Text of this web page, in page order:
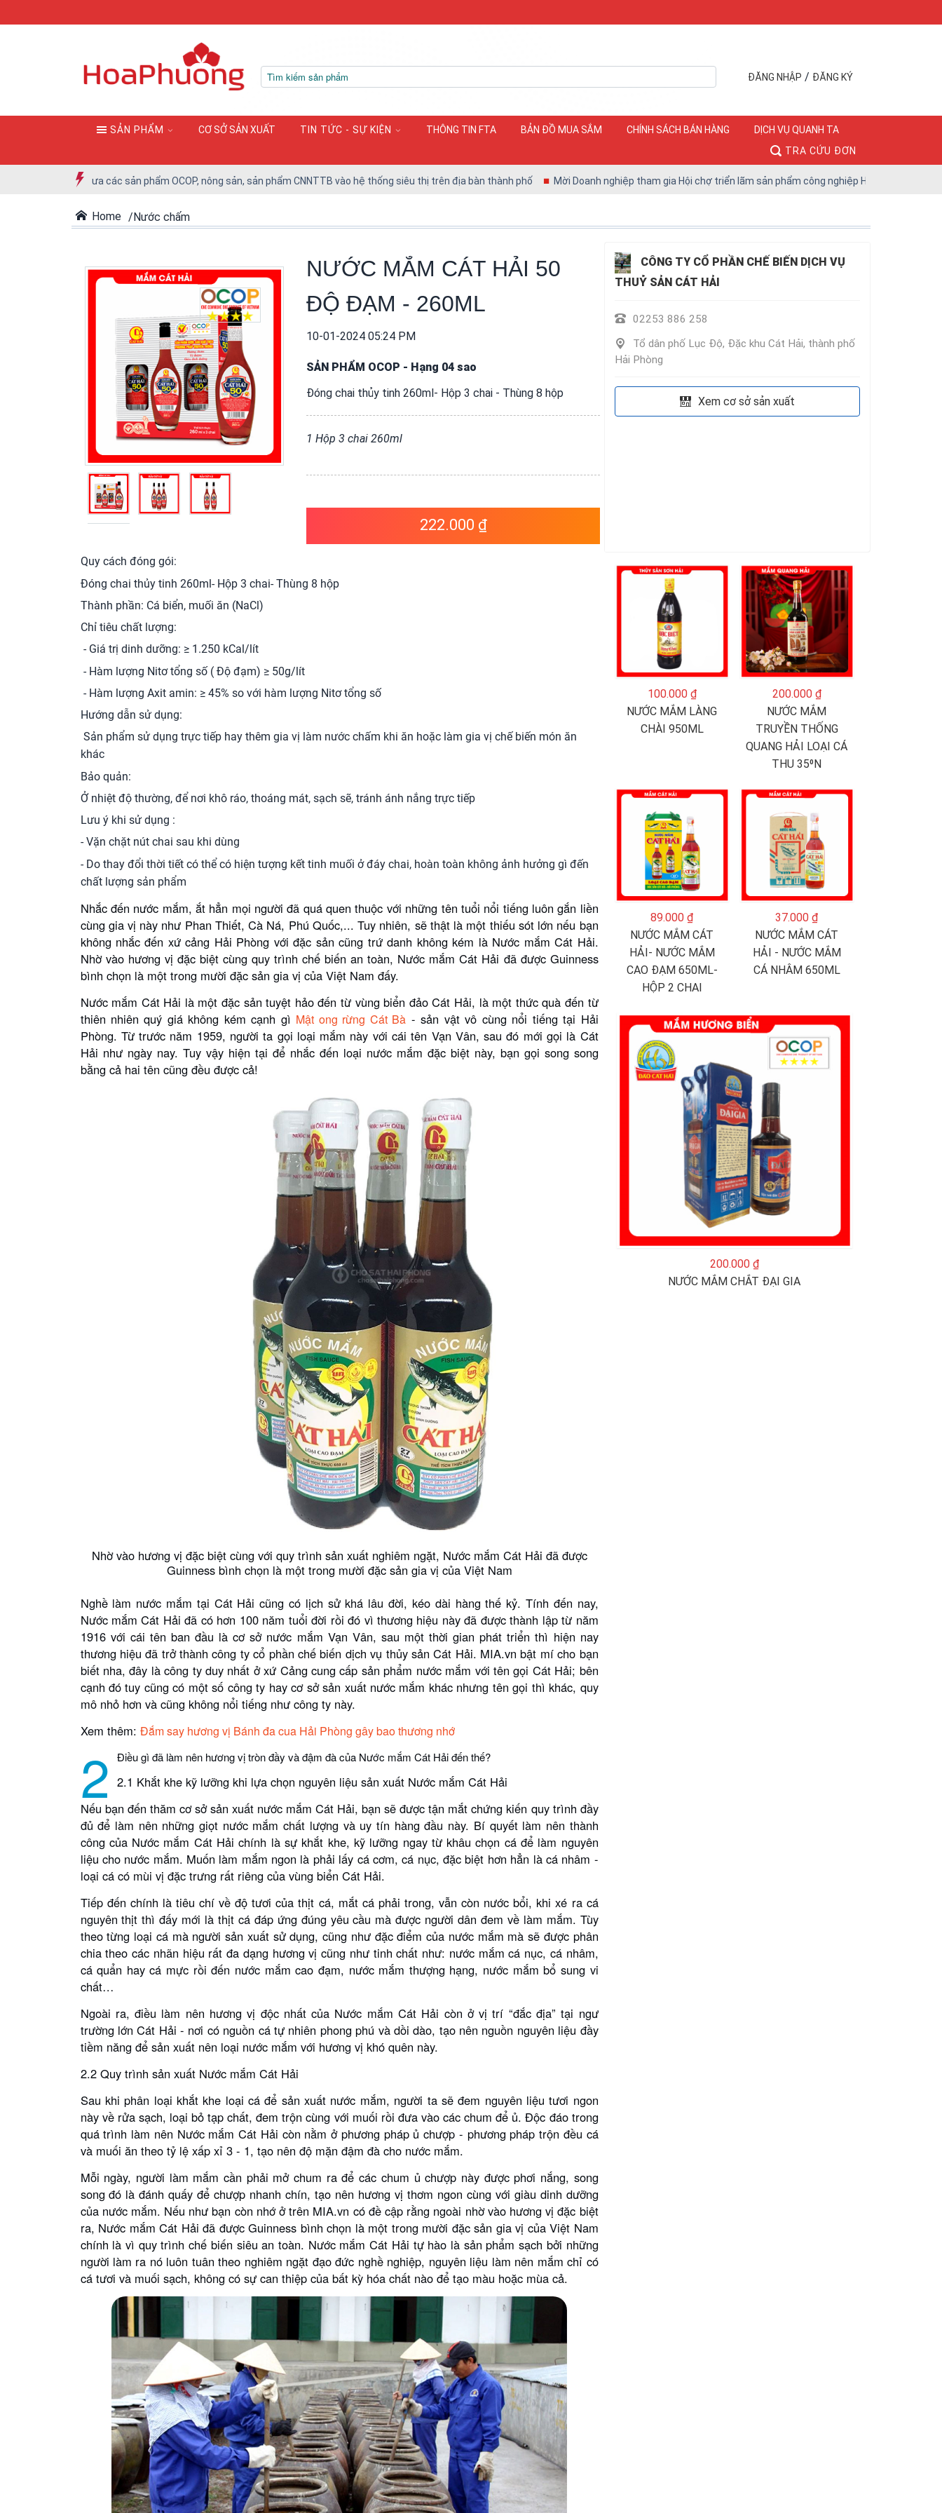
ĐĂNG NHẬP / ĐĂNG KÝ
SẢN PHẨM CƠ SỞ SẢN XUẤT TIN TỨC - SỰ KIỆN THÔNG TIN FTA BẢN ĐỒ MUA SẮM CHÍNH SÁCH BÁN HÀNG
DỊCH VỤ QUANH TA
TRA CỨU ĐƠN
nối đưa các sản phẩm OCOP, nông sản, sản phẩm CNNTTB vào hệ thống siêu thị trên địa bàn thành phố Mời Doanh nghiệp tham gia Hội chợ triển lãm sản phẩm công nghiệp Hà Nội năm 2026 (Hanoi MIP
Home Nước chấm
NƯỚC MẮM CÁT HẢI 50
ĐỘ ĐẠM - 260ML
10-01-2024 05:24 PM
SẢN PHẨM OCOP - Hạng 04 sao
Đóng chai thủy tinh 260ml- Hộp 3 chai - Thùng 8 hộp
1 Hộp 3 chai 260ml
222.000 ₫
CÔNG TY CỔ PHẦN CHẾ BIẾN DỊCH VỤ
THUỶ SẢN CÁT HẢI
02253 886 258
Tổ dân phố Lục Độ, Đặc khu Cát Hải, thành phố
Hải Phòng
Xem cơ sở sản xuất
Quy cách đóng gói:
Đóng chai thủy tinh 260ml- Hộp 3 chai- Thùng 8 hộp
Thành phần: Cá biển, muối ăn (NaCl)
Chỉ tiêu chất lượng:
- Giá trị dinh dưỡng: ≥ 1.250 kCal/lít
- Hàm lượng Nitơ tổng số ( Độ đạm) ≥ 50g/lít
- Hàm lượng Axit amin: ≥ 45% so với hàm lượng Nitơ tổng số
Hướng dẫn sử dụng:
Sản phẩm sử dụng trực tiếp hay thêm gia vị làm nước chấm khi ăn hoặc làm gia vị chế biến món ăn
khác
Bảo quản:
Ở nhiệt độ thường, để nơi khô ráo, thoáng mát, sạch sẽ, tránh ánh nắng trực tiếp
Lưu ý khi sử dụng :
- Vặn chặt nút chai sau khi dùng
- Do thay đổi thời tiết có thể có hiện tượng kết tinh muối ở đáy chai, hoàn toàn không ảnh hưởng gì đến
chất lượng sản phẩm
Nhắc đến nước mắm, ắt hẳn mọi người đã quá quen thuộc với những tên tuổi nổi tiếng luôn gắn liền
cùng gia vị này như Phan Thiết, Cà Ná, Phú Quốc,... Tuy nhiên, sẽ thật là một thiếu sót lớn nếu bạn
không nhắc đến xứ cảng Hải Phòng với đặc sản cũng trứ danh không kém là Nước mắm Cát Hải.
Nhờ vào hương vị đặc biệt cùng quy trình chế biến an toàn, Nước mắm Cát Hải đã được Guinness
bình chọn là một trong mười đặc sản gia vị của Việt Nam đấy.
Nước mắm Cát Hải là một đặc sản tuyệt hảo đến từ vùng biển đảo Cát Hải, là một thức quà đến từ
thiên nhiên quý giá không kém cạnh gì Mật ong rừng Cát Bà - sản vật vô cùng nổi tiếng tại Hải
Phòng. Từ trước năm 1959, người ta gọi loại mắm này với cái tên Vạn Vân, sau đó mới gọi là Cát
Hải như ngày nay. Tuy vậy hiện tại để nhắc đến loại nước mắm đặc biệt này, bạn gọi song song
bằng cả hai tên cũng đều được cả!
Nhờ vào hương vị đặc biệt cùng với quy trình sản xuất nghiêm ngặt, Nước mắm Cát Hải đã được
Guinness bình chọn là một trong mười đặc sản gia vị của Việt Nam
Nghề làm nước mắm tại Cát Hải cũng có lịch sử khá lâu đời, kéo dài hàng thế kỷ. Tính đến nay,
Nước mắm Cát Hải đã có hơn 100 năm tuổi đời rồi đó vì thương hiệu này đã được thành lập từ năm
1916 với cái tên ban đầu là cơ sở nước mắm Vạn Vân, sau một thời gian phát triển thì hiện nay
thương hiệu đã trở thành công ty cổ phần chế biến dịch vụ thủy sản Cát Hải. MIA.vn bật mí cho bạn
biết nha, đây là công ty duy nhất ở xứ Cảng cung cấp sản phẩm nước mắm với tên gọi Cát Hải; bên
cạnh đó tuy cũng có một số công ty hay cơ sở sản xuất nước mắm khác nhưng tên gọi thì khác, quy
mô nhỏ hơn và cũng không nổi tiếng như công ty này.
Xem thêm: Đắm say hương vị Bánh đa cua Hải Phòng gây bao thương nhớ
2 Điều gì đã làm nên hương vị tròn đầy và đậm đà của Nước mắm Cát Hải đến thế?
2.1 Khắt khe kỹ lưỡng khi lựa chọn nguyên liệu sản xuất Nước mắm Cát Hải
Nếu bạn đến thăm cơ sở sản xuất nước mắm Cát Hải, bạn sẽ được tận mắt chứng kiến quy trình đầy
đủ để làm nên những giọt nước mắm chất lượng và uy tín hàng đầu này. Bí quyết làm nên thành
công của Nước mắm Cát Hải chính là sự khắt khe, kỹ lưỡng ngay từ khâu chọn cá để làm nguyên
liệu cho nước mắm. Muốn làm mắm ngon là phải lấy cá cơm, cá nục, đặc biệt hơn hẳn là cá nhâm -
loại cá có mùi vị đặc trưng rất riêng của vùng biển Cát Hải.
Tiếp đến chính là tiêu chí về độ tươi của thịt cá, mắt cá phải trong, vẫn còn nước bổi, khi xé ra cá
nguyên thịt thì đấy mới là thịt cá đáp ứng đúng yêu cầu mà được người dân đem về làm mắm. Tùy
theo từng loại cá mà người sản xuất sử dụng, cũng như đặc điểm của nước mắm mà sẽ được phân
chia theo các nhãn hiệu rất đa dạng hương vị cũng như tinh chất như: nước mắm cá nục, cá nhâm,
cá quẩn hay cá mực rồi đến nước mắm cao đạm, nước mắm thượng hạng, nước mắm bổ sung vi
chất…
Ngoài ra, điều làm nên hương vị độc nhất của Nước mắm Cát Hải còn ở vị trí “đắc địa” tại ngư
trường lớn Cát Hải - nơi có nguồn cá tự nhiên phong phú và dồi dào, tạo nên nguồn nguyên liệu đầy
tiềm năng để sản xuất nên loại nước mắm với hương vị khó quên này.
2.2 Quy trình sản xuất Nước mắm Cát Hải
Sau khi phân loại khắt khe loại cá để sản xuất nước mắm, người ta sẽ đem nguyên liệu tươi ngon
này về rửa sạch, loại bỏ tạp chất, đem trộn cùng với muối rồi đưa vào các chum để ủ. Độc đáo trong
quá trình làm nên Nước mắm Cát Hải còn nằm ở phương pháp ủ chượp - phương pháp trộn đều cá
và muối ăn theo tỷ lệ xấp xỉ 3 - 1, tạo nên độ mặn đậm đà cho nước mắm.
Mỗi ngày, người làm mắm cần phải mở chum ra để các chum ủ chượp này được phơi nắng, song
song đó là đánh quấy để chượp nhanh chín, tạo nên hương vị thơm ngon cùng với giàu dinh dưỡng
của nước mắm. Nếu như bạn còn nhớ ở trên MIA.vn có đề cập rằng ngoài nhờ vào hương vị đặc biệt
ra, Nước mắm Cát Hải đã được Guinness bình chọn là một trong mười đặc sản gia vị của Việt Nam
chính là vì quy trình chế biến siêu an toàn. Nước mắm Cát Hải tự hào là sản phẩm sạch bởi những
người làm ra nó luôn tuân theo nghiêm ngặt đạo đức nghề nghiệp, nguyên liệu làm nên mắm chỉ có
cá tươi và muối sạch, không có sự can thiệp của bất kỳ hóa chất nào để tạo màu hoặc mùa cả.
100.000 ₫
NƯỚC MẮM LÀNG
CHÀI 950ML
200.000 ₫
NƯỚC MẮM
TRUYỀN THỐNG
QUANG HẢI LOẠI CÁ
THU 35⁰N
89.000 ₫
NƯỚC MẮM CÁT
HẢI- NƯỚC MẮM
CAO ĐẠM 650ML-
HỘP 2 CHAI
37.000 ₫
NƯỚC MẮM CÁT
HẢI - NƯỚC MẮM
CÁ NHÂM 650ML
200.000 ₫
NƯỚC MẮM CHẮT ĐẠI GIA